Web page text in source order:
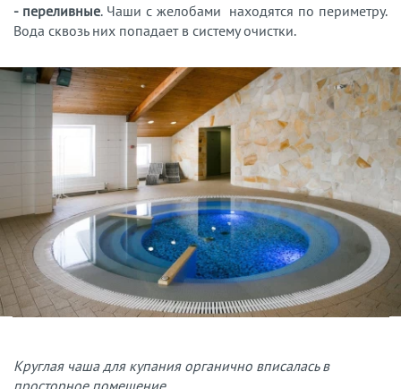
- переливные. Чаши с желобами находятся по периметру.
Вода сквозь них попадает в систему очистки.
Круглая чаша для купания органично вписалась в
просторное помещение